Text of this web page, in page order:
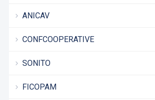
ANICAV
CONFCOOPERATIVE
SONITO
FICOPAM